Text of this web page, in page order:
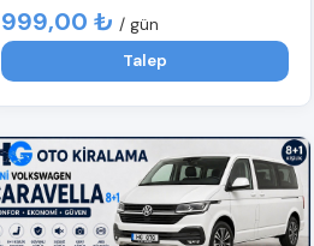
999,00 ₺ / gün
Talep